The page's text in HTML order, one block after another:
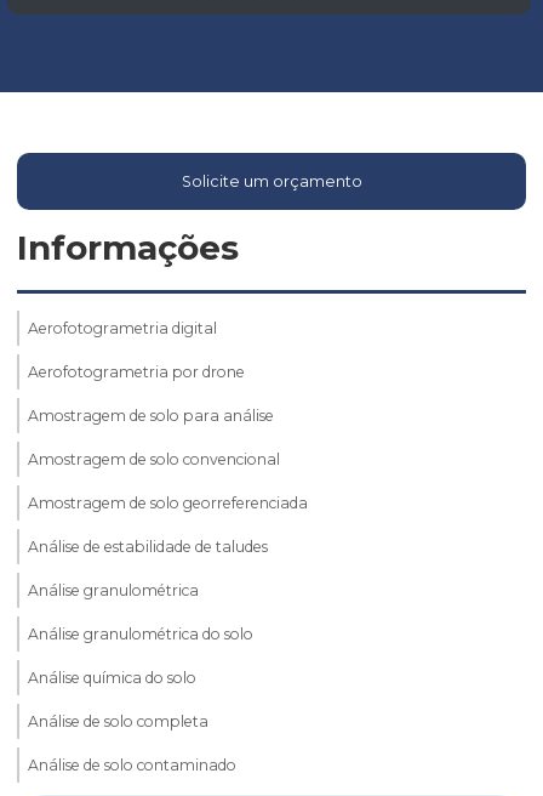
Solicite um orçamento
Informações
Aerofotogrametria digital
Aerofotogrametria por drone
Amostragem de solo para análise
Amostragem de solo convencional
Amostragem de solo georreferenciada
Análise de estabilidade de taludes
Análise granulométrica
Análise granulométrica do solo
Análise química do solo
Análise de solo completa
Análise de solo contaminado